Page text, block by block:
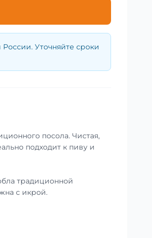
России. Уточняйте сроки
посола. Чистая,
подходит к пиву и
традиционной
с икрой.